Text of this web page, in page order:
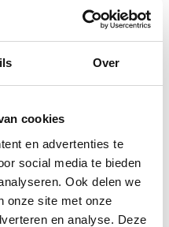
Over
cookies
en advertenties te
social media te bieden
Ook delen we
onze site met onze
en analyse. Deze
de
een
geschikt om in te kleuren
hebben alvast